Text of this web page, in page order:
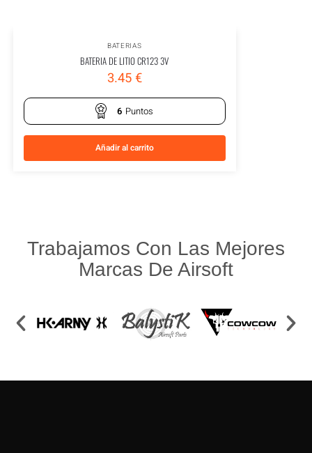
BATERIAS
BATERIA DE LITIO CR123 3V
3.45€
6 Puntos
Añadir al carrito
Trabajamos Con Las Mejores
Marcas De Airsoft